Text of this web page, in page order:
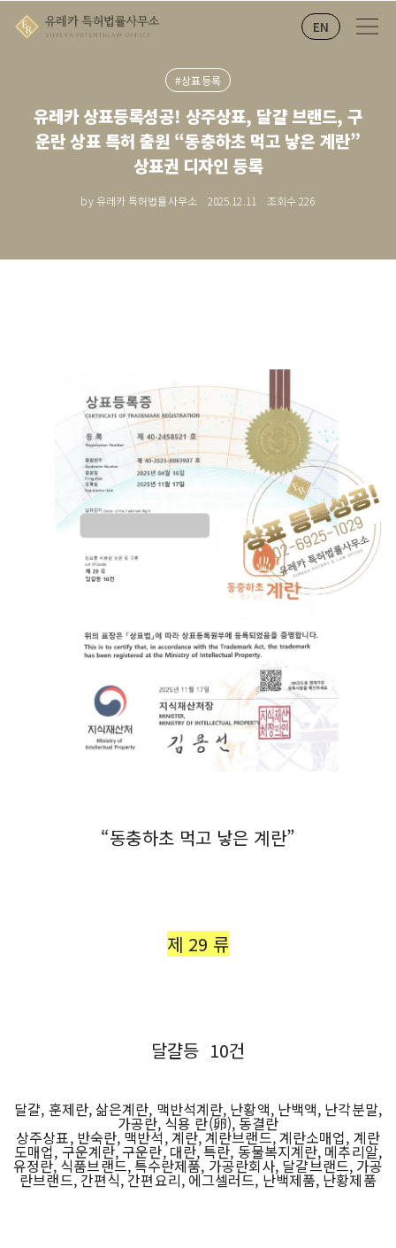
EN
#상표등록
유레카 상표등록성공! 상주상표, 달걀 브랜드, 구
운란 상표 특허 출원 “동충하초 먹고 낳은 계란”
상표권 디자인 등록
by 유레카 특허법률사무소 2025.12.11 조회수226
“동충하초 먹고 낳은 계란”
제 29 류
달걀등 10건
달걀, 훈제란, 삶은계란, 맥반석계란, 난황액, 난백액, 난각분말,
가공란, 식용 란(卵), 동결란
상주상표, 반숙란, 맥반석, 계란, 계란브랜드, 계란소매업, 계란
도매업, 구운계란, 구운란, 대란, 특란, 동물복지계란, 메추리알,
유정란, 식품브랜드, 특수란제품, 가공란회사, 달걀브랜드, 가공
란브랜드, 간편식, 간편요리, 에그셀러드, 난백제품, 난황제품